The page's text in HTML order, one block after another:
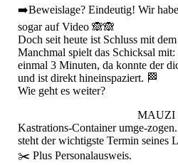
➡️​Beweislage? Eindeutig! Wir
sogar auf Video 🙈🙈
​Doch seit heute ist Schluss mit
Manchmal spielt das Schicksal
einmal 3 Minuten, da konnte der
und ist direkt hineinspaziert. 🏁
​Wie geht es weiter?
MAUZI
Kastrations-Container umge-
steht der wichtigste Termin seines
✂️ Plus Personalausweis.